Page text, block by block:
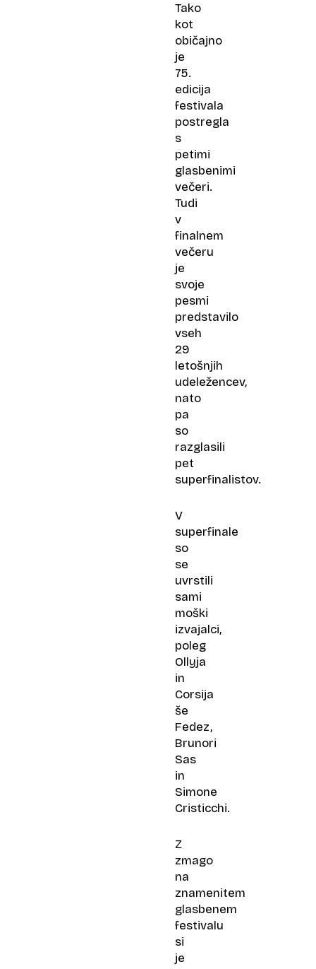
Tako
kot
običajno
je
75.
edicija
festivala
postregla
s
petimi
glasbenimi
večeri.
Tudi
v
finalnem
večeru
je
svoje
pesmi
predstavilo
vseh
29
letošnjih
udeležencev,
nato
pa
so
razglasili
pet
superfinalistov.
V
superfinale
so
se
uvrstili
sami
moški
izvajalci,
poleg
Ollyja
in
Corsija
še
Fedez,
Brunori
Sas
in
Simone
Cristicchi.
Z
zmago
na
znamenitem
glasbenem
festivalu
si
je